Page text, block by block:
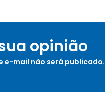
opinião
e-mail não será publicado.